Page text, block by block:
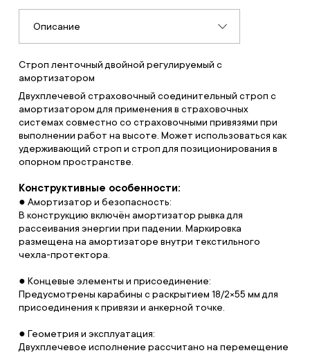
Описание
Строп ленточный двойной регулируемый с
амортизатором
Двухплечевой страховочный соединительный строп с
амортизатором для применения в страховочных
системах совместно со страховочными привязями при
выполнении работ на высоте. Может использоваться как
удерживающий строп и строп для позиционирования в
опорном пространстве.
Конструктивные особенности:
● Амортизатор и безопасность:
В конструкцию включён амортизатор рывка для
рассеивания энергии при падении. Маркировка
размещена на амортизаторе внутри текстильного
чехла-протектора.
● Концевые элементы и присоединение:
Предусмотрены карабины с раскрытием 18/2×55 мм для
присоединения к привязи и анкерной точке.
● Геометрия и эксплуатация:
Двухплечевое исполнение рассчитано на перемещение